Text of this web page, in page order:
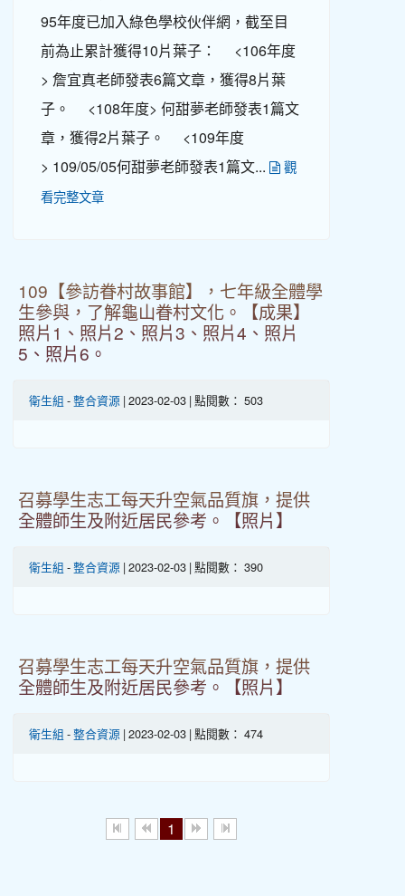
95年度已加入綠色學校伙伴網，截至目
前為止累計獲得10片葉子： <106年度
> 詹宜真老師發表6篇文章，獲得8片葉
子。 <108年度> 何甜夢老師發表1篇文
章，獲得2片葉子。 <109年度
> 109/05/05何甜夢老師發表1篇文...
觀
看完整文章
109【參訪眷村故事館】，七年級全體學
生參與，了解龜山眷村文化。【成果】
照片1、照片2、照片3、照片4、照片
5、照片6。
衛生組 - 整合資源 | 2023-02-03 | 點閱數： 503
召募學生志工每天升空氣品質旗，提供
全體師生及附近居民參考。【照片】
衛生組 - 整合資源 | 2023-02-03 | 點閱數： 390
召募學生志工每天升空氣品質旗，提供
全體師生及附近居民參考。【照片】
衛生組 - 整合資源 | 2023-02-03 | 點閱數： 474
1